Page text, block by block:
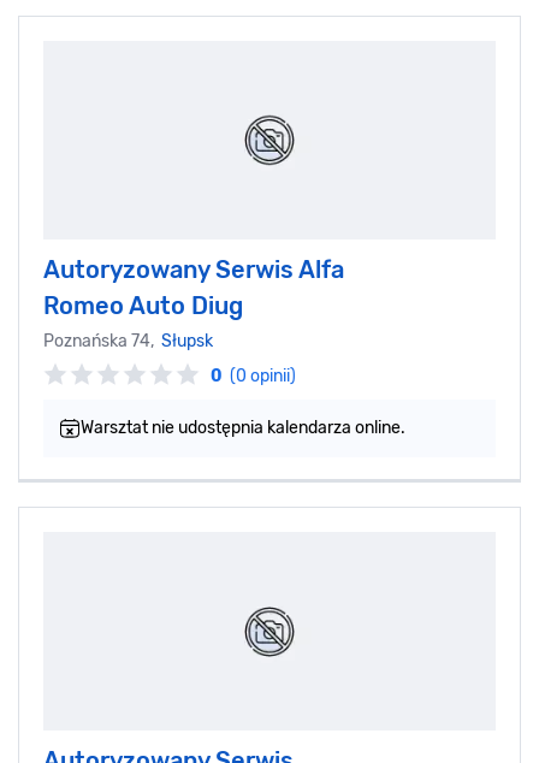
Autoryzowany Serwis Alfa
Romeo Auto Diug
Poznańska 74, Słupsk
0 (0 opinii)
Warsztat nie udostępnia kalendarza online.